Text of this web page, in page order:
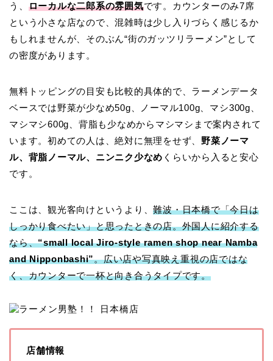
う、 ローカルな二郎系の雰囲気です。カウンターのみ7席
という小さな店なので、混雑時は少し入りづらく感じるか
もしれませんが、そのぶん“街のガッツリラーメン”として
の密度があります。
無料トッピングの目安も比較的具体的で、ラーメンデータ
ベースでは野菜が少なめ50g、ノーマル100g、マシ300g、
マシマシ600g、背脂も少なめからマシマシまで案内されて
います。初めての人は、絶対に無理をせず、 野菜ノーマ
ル、背脂ノーマル、ニンニク少なめ くらいから入ると安心
です。
ここは、観光客向けというより、難波・日本橋で「今日は
しっかり食べたい」と思ったときの店。外国人に紹介する
なら、“small local Jiro-style ramen shop near Namba
and Nipponbashi”。広い店や写真映え重視の店ではな
く、カウンターで一杯と向き合うタイプです。
店舗情報